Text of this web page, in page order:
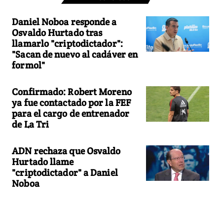
Daniel Noboa responde a
Osvaldo Hurtado tras
llamarlo "criptodictador":
"Sacan de nuevo al cadáver en
formol"
Confirmado: Robert Moreno
ya fue contactado por la FEF
para el cargo de entrenador
de La Tri
ADN rechaza que Osvaldo
Hurtado llame
"criptodictador" a Daniel
Noboa